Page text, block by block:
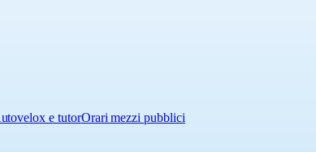
e tutorOrari mezzi pubblici